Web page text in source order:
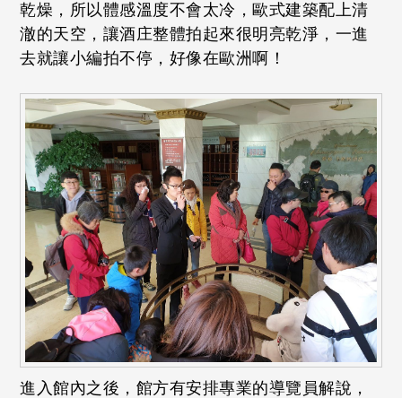
乾燥，所以體感溫度不會太冷，歐式建築配上清
澈的天空，讓酒庄整體拍起來很明亮乾淨，一進
去就讓小編拍不停，好像在歐洲啊！
進入館內之後，館方有安排專業的導覽員解說，